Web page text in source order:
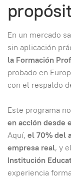
En un mercado
sin aplicación
la Formación
probado en
con el respaldo
Este programa
en acción desde
Aquí, el 70% del
empresa real, y el
Institución
experiencia